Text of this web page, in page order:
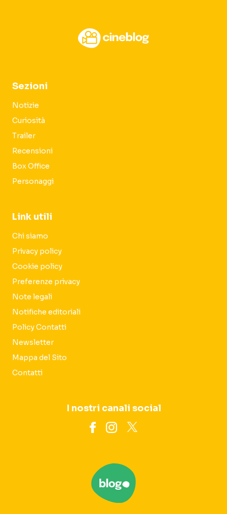
Sezioni
Notizie
Curiosità
Trailer
Recensioni
Box Office
Personaggi
Link utili
Chi siamo
Privacy policy
Cookie policy
Preferenze privacy
Note legali
Notifiche editoriali
Policy Contatti
Newsletter
Mappa del Sito
Contatti
I nostri canali social